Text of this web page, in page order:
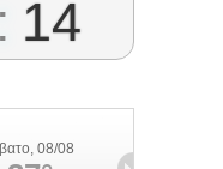
: 15